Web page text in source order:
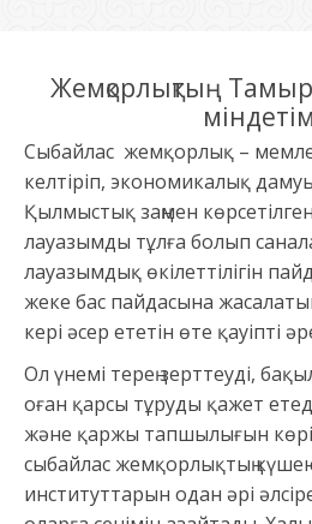
Жемқорлықтың
Сыбайлас жемқорлық –
келтіріп, экономикалық
Қылмыстық заңмен
лауазымды тұлға болып
лауазымдық өкілеттілігін
жеке бас пайдасына
кері әсер ететін өте қауіпті
Ол үнемі терең зерттеуді,
оған қарсы тұруды қажет
және қаржы тапшылығын
сыбайлас жемқорлықтың
институттарын одан әрі